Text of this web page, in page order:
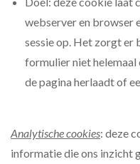
webserver en browser
sessie op. Het zorgt er
formulier niet helemaal
de pagina herlaadt of
Analytische cookies: deze
informatie die ons inzicht